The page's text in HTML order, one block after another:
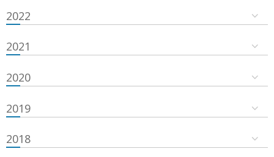
2022
2021
2020
2019
2018